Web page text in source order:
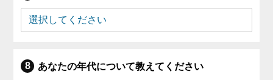
あなたの年代について教えてください